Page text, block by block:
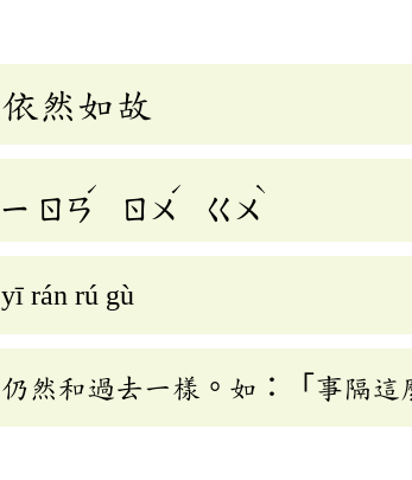
依然如故
ㄧ ㄖㄢ
ˊ
ㄖㄨ
ˊ
ㄍㄨ
ˋ
yī rán rú gù
仍然和過去一樣。如：「事隔這